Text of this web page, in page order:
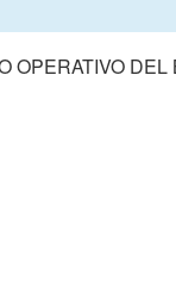
OPERATIVO